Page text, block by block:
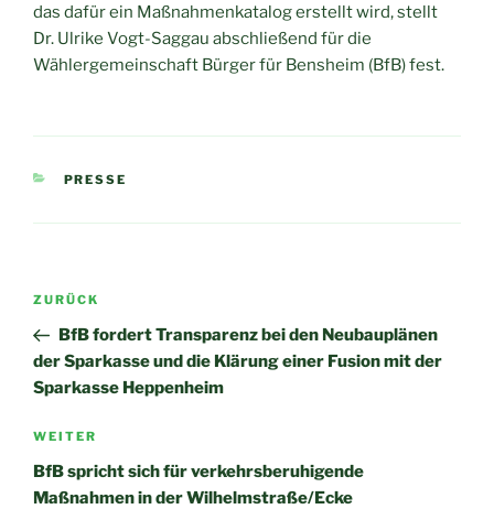
das dafür ein Maßnahmenkatalog erstellt wird, stellt
Dr. Ulrike Vogt-Saggau abschließend für die
Wählergemeinschaft Bürger für Bensheim (BfB) fest.
KATEGORIEN
PRESSE
Beitragsnavigation
Vorheriger
Beitrag
ZURÜCK
BfB fordert Transparenz bei den Neubauplänen
der Sparkasse und die Klärung einer Fusion mit der
Sparkasse Heppenheim
Nächster
Beitrag
WEITER
BfB spricht sich für verkehrsberuhigende
Maßnahmen in der Wilhelmstraße/Ecke